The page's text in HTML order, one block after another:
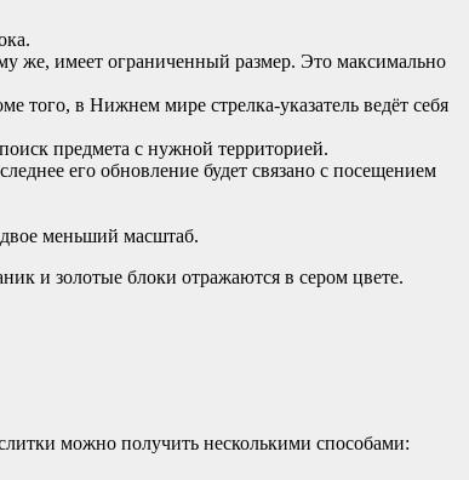
же, имеет ограниченный размер. Это максимально
того, в Нижнем мире стрелка-указатель ведёт себя
предмета с нужной территорией.
его обновление будет связано с посещением
меньший масштаб.
и золотые блоки отражаются в сером цвете.
можно получить несколькими способами: